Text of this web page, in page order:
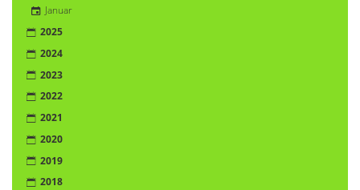
Januar
2025
2024
2023
2022
2021
2020
2019
2018